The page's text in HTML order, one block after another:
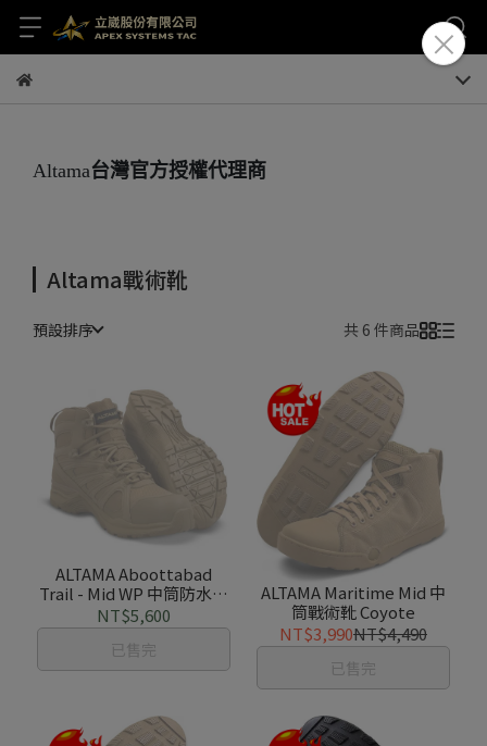
Altama台灣官方授權代理商
Altama戰術靴
預設排序 共 6 件商品
ALTAMA Aboottabad
Trail - Mid WP 中筒防水戰
術鞋 Coyote
NT$5,600
已售完
ALTAMA Maritime Mid 中
筒戰術靴 Coyote
NT$3,990NT$4,490
已售完